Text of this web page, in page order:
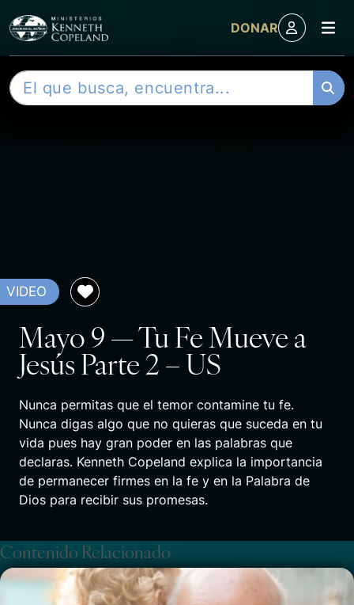
DONAR
B
u
VIDEO
Mayo 9 — Tu Fe Mueve a
Jesús Parte 2 – US
Nunca permitas que el temor contamine tu fe.
Nunca digas algo que no quieras que suceda en tu
vida pues hay gran poder en las palabras que
declaras. Kenneth Copeland explica la importancia
de permanecer firmes en la fe y en la Palabra de
Dios para recibir sus promesas.
Contenido Relacionado